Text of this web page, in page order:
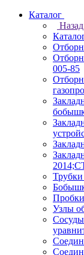
Каталог
Назад
005-85
Узлы